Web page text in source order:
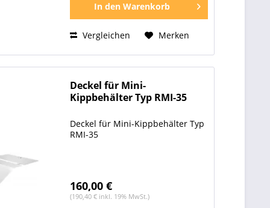
In den Warenkorb
Vergleichen Merken
Deckel für Mini-
Kippbehälter Typ RMI-35
Deckel für Mini-Kippbehälter Typ
RMI-35
160,00 €
(190,40 € inkl. 19% MwSt.)